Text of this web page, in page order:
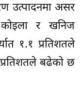
उत्पादनमा असर
र खनिज
१.१ प्रतिशतले
बढेको छ